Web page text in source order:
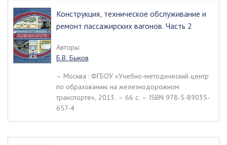
Конструкция, техническое обслуживание и
ремонт пассажирских вагонов. Часть 2
Авторы:
Б.В. Быков
– Москва : ФГБОУ «Учебно-методический центр
по образованию на железнодорожном
транспорте», 2013. – 66 c. – ISBN 978-5-89035-
657-4